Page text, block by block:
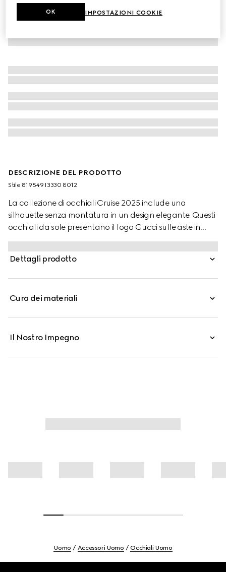
DESCRIZIONE DEL PRODOTTO
Stile ‎819549 I3330 8012
La collezione di occhiali Cruise 2025 include una
silhouette senza montatura in un design elegante. Questi
occhiali da sole presentano il logo Gucci sulle aste in
metallo color oro.
Dettagli prodotto
Cura dei materiali
Il Nostro Impegno
Uomo Accessori Uomo Occhiali Uomo
IMPOSTAZIONI COOKIE
OK